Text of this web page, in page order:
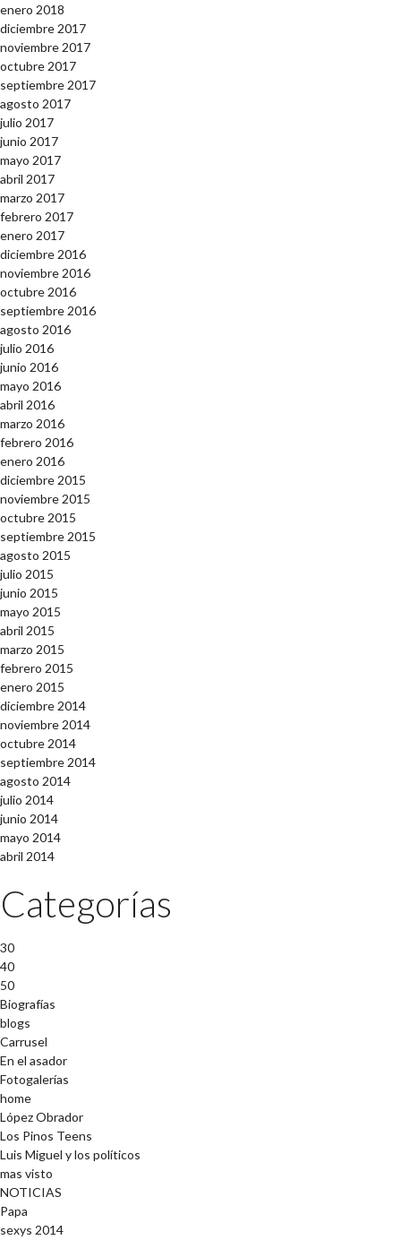
enero 2018
diciembre 2017
noviembre 2017
octubre 2017
septiembre 2017
agosto 2017
julio 2017
junio 2017
mayo 2017
abril 2017
marzo 2017
febrero 2017
enero 2017
diciembre 2016
noviembre 2016
octubre 2016
septiembre 2016
agosto 2016
julio 2016
junio 2016
mayo 2016
abril 2016
marzo 2016
febrero 2016
enero 2016
diciembre 2015
noviembre 2015
octubre 2015
septiembre 2015
agosto 2015
julio 2015
junio 2015
mayo 2015
abril 2015
marzo 2015
febrero 2015
enero 2015
diciembre 2014
noviembre 2014
octubre 2014
septiembre 2014
agosto 2014
julio 2014
junio 2014
mayo 2014
abril 2014
Categorías
30
40
50
Biografías
blogs
Carrusel
En el asador
Fotogalerías
home
López Obrador
Los Pinos Teens
Luis Miguel y los políticos
mas visto
NOTICIAS
Papa
sexys 2014